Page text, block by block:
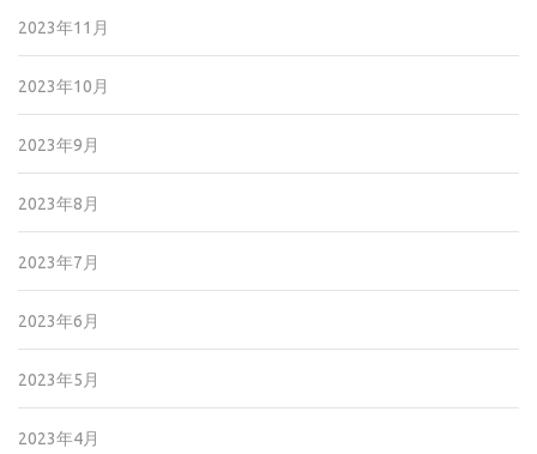
2023年11月
2023年10月
2023年9月
2023年8月
2023年7月
2023年6月
2023年5月
2023年4月